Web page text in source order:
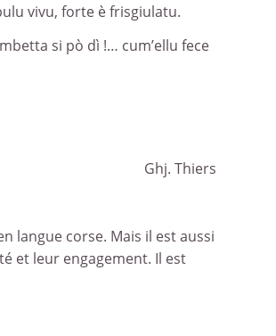
vivu, forte è frisgiulatu.
si pò dì !… cum’ellu fece
Ghj. Thiers
langue corse. Mais il est aussi
et leur engagement. Il est